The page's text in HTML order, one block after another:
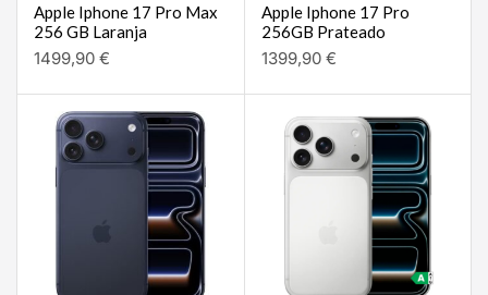
Apple Iphone 17 Pro Max
256 GB Laranja
1499,90 €
Apple Iphone 17 Pro
256GB Prateado
1399,90 €